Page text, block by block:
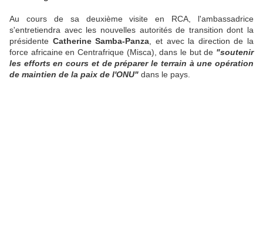
Au cours de sa deuxième visite en RCA, l'ambassadrice
s'entretiendra avec les nouvelles autorités de transition dont la
présidente Catherine Samba-Panza , et avec la direction de la
force africaine en Centrafrique (Misca), dans le but de "soutenir
les efforts en cours et de préparer le terrain à une opération
de maintien de la paix de l'ONU" dans le pays.